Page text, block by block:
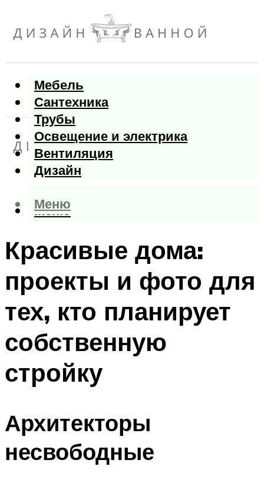
Мебель
Сантехника
Трубы
Освещение и электрика
Вентиляция
Дизайн
Меню
Меню
Красивые дома:
проекты и фото для
тех, кто планирует
собственную
стройку
Архитекторы
несвободные